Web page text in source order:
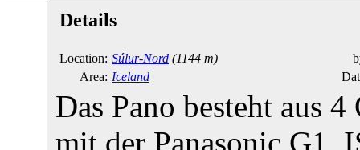
Details
Location: Súlur-Nord (1144 m)
Area: Iceland
Das Pano besteht aus
mit der Panasonic G1,